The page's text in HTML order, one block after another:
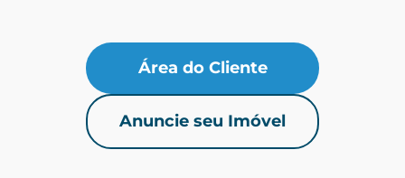
Área do Cliente
Anuncie seu Imóvel